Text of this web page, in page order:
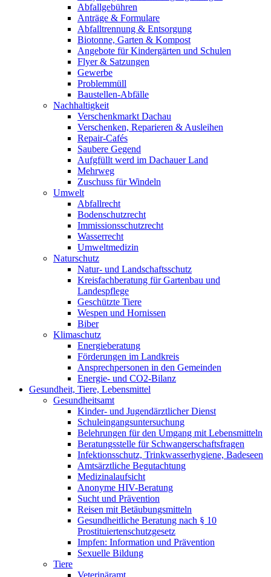
Abfallgebühren
Anträge & Formulare
Abfalltrennung & Entsorgung
Biotonne, Garten & Kompost
Angebote für Kindergärten und Schulen
Flyer & Satzungen
Gewerbe
Problemmüll
Baustellen-Abfälle
Nachhaltigkeit
Verschenkmarkt Dachau
Verschenken, Reparieren & Ausleihen
Repair-Cafés
Saubere Gegend
Aufgfüllt werd im Dachauer Land
Mehrweg
Zuschuss für Windeln
Umwelt
Abfallrecht
Bodenschutzrecht
Immissionsschutzrecht
Wasserrecht
Umweltmedizin
Naturschutz
Natur- und Landschaftsschutz
Kreisfachberatung für Gartenbau und
Landespflege
Geschützte Tiere
Wespen und Hornissen
Biber
Klimaschutz
Energieberatung
Förderungen im Landkreis
Ansprechpersonen in den Gemeinden
Energie- und CO2-Bilanz
Gesundheit, Tiere, Lebensmittel
Gesundheitsamt
Kinder- und Jugendärztlicher Dienst
Schuleingangsuntersuchung
Belehrungen für den Umgang mit Lebensmitteln
Beratungsstelle für Schwangerschaftsfragen
Infektionsschutz, Trinkwasserhygiene, Badeseen
Amtsärztliche Begutachtung
Medizinalaufsicht
Anonyme HIV-Beratung
Sucht und Prävention
Reisen mit Betäubungsmitteln
Gesundheitliche Beratung nach § 10
Prostituiertenschutzgesetz
Impfen: Information und Prävention
Sexuelle Bildung
Tiere
Veterinäramt